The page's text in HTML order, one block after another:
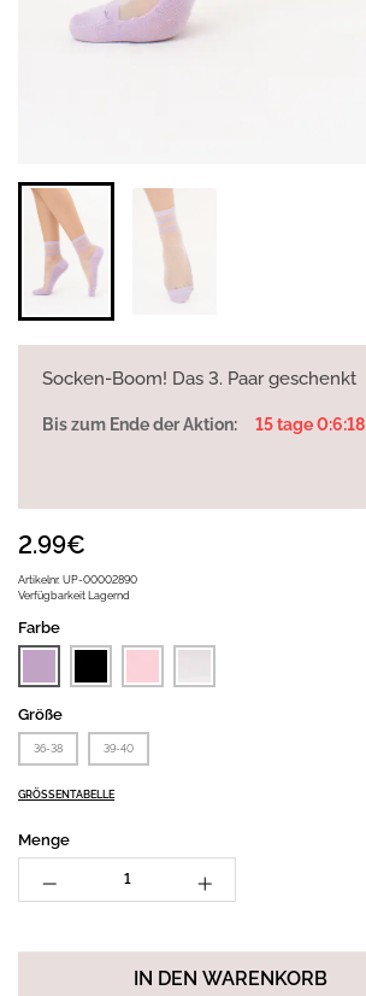
Socken-Boom! Das 3. Paar geschenkt
Bis zum Ende der Aktion: 15 tage 0:6:18
Artikelnr. UP-00002890
Verfügbarkeit Lagernd
2.99€
Farbe
Größe
36-38 39-40
GRÖSSENTABELLE
Menge
IN DEN WARENKORB